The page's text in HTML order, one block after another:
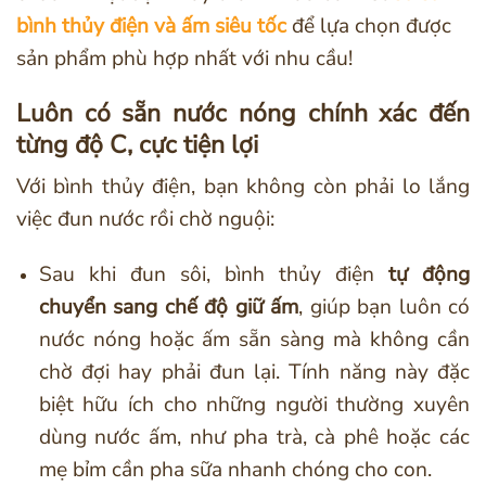
bình thủy điện và ấm siêu tốcđể lựa chọn được
sản phẩm phù hợp nhất với nhu cầu!
Luôn có sẵn nước nóng chính xác đến
từng độ C, cực tiện lợi
Với bình thủy điện, bạn không còn phải lo lắng
việc đun nước rồi chờ nguội:
Sau khi đun sôi, bình thủy điện tự động
chuyển sang chế độ giữ ấm, giúp bạn luôn có
nước nóng hoặc ấm sẵn sàng mà không cần
chờ đợi hay phải đun lại. Tính năng này đặc
biệt hữu ích cho những người thường xuyên
dùng nước ấm, như pha trà, cà phê hoặc các
mẹ bỉm cần pha sữa nhanh chóng cho con.